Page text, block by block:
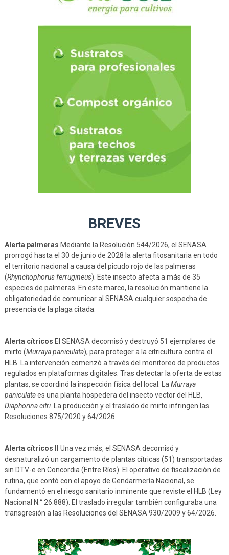
BREVES
Alerta palmeras Mediante la Resolución 544/2026, el SENASA
prorrogó hasta el 30 de junio de 2028 la alerta fitosanitaria en todo
el territorio nacional a causa del picudo rojo de las palmeras
(Rhynchophorus ferrugineus). Este insecto afecta a más de 35
especies de palmeras. En este marco, la resolución mantiene la
obligatoriedad de comunicar al SENASA cualquier sospecha de
presencia de la plaga citada.
Alerta cítricos El SENASA decomisó y destruyó 51 ejemplares de
mirto (Murraya paniculata), para proteger a la citricultura contra el
HLB. La intervención comenzó a través del monitoreo de productos
regulados en plataformas digitales. Tras detectar la oferta de estas
plantas, se coordinó la inspección física del local. La Murraya
paniculataes una planta hospedera del insecto vector del HLB,
Diaphorina citri. La producción y el traslado de mirto infringen las
Resoluciones 875/2020 y 64/2026.
Alerta cítricos II Una vez más, el SENASA decomisó y
desnaturalizó un cargamento de plantas cítricas (51) transportadas
sin DTV-e en Concordia (Entre Ríos). El operativo de fiscalización de
rutina, que contó con el apoyo de Gendarmería Nacional, se
fundamentó en el riesgo sanitario inminente que reviste el HLB (Ley
Nacional N.° 26.888). El traslado irregular también configuraba una
transgresión a las Resoluciones del SENASA 930/2009 y 64/2026.